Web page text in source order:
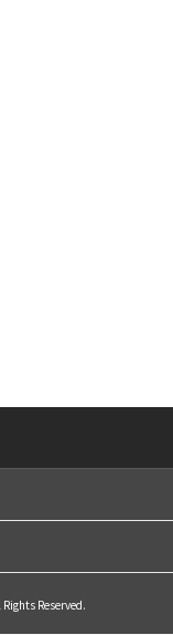
Reserved.